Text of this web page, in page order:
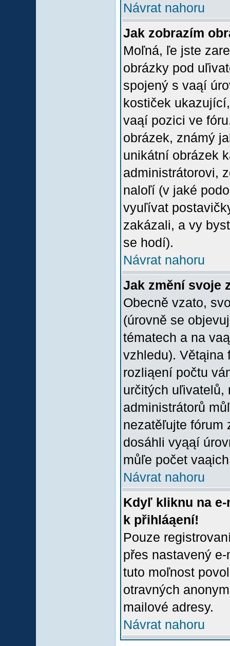
Návrat nahoru
Jak zobrazím
Moľná, ľe jste
obrázky pod
spojený s vaąí
kostiček
vaąí pozici ve
obrázek, známý
unikátní obrázek
administrátorovi,
naloľí (v jaké
vyuľívat
zakázali, a vy
se hodí).
Návrat nahoru
Jak změní svoje
Obecně vzato,
(úrovně se
tématech a na
vzhledu). Větąina
rozliąení počtu
určitých uľivatelů,
administrátorů
nezatěľujte fórum
dosáhli vyąąí
můľe počet
Návrat nahoru
Kdyľ kliknu na
k přihláąení!
Pouze
přes nastavený
tuto moľnost
otravných
mailové adresy.
Návrat nahoru